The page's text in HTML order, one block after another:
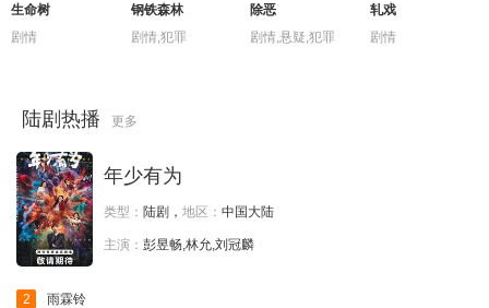
生命树
剧情
钢铁森林
剧情,犯罪
除恶
剧情,悬疑,犯罪
轧戏
剧情
陆剧热播 更多
年少有为
类型： 陆剧， 地区： 中国大陆
主演： 彭昱畅,林允,刘冠麟
2 雨霖铃